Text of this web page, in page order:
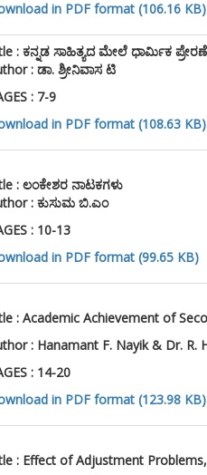
in PDF format (106.16 KB)
: ಕನ್ನಡ ಸಾಹಿತ್ಯದ ಮೇಲೆ ಧಾರ್ಮಿಕ
: ಡಾ. ಶ್ರೀನಿವಾಸ ಟಿ
: 7-9
in PDF format (108.63 KB)
: ಲಂಕೇಶರ ನಾಟಕಗಳು
: ಕುಸುಮ ಬಿ.ಎಂ
: 10-13
in PDF format (99.65 KB)
: Academic Achievement of
: Hanamant F. Nayik & Dr. R.
: 14-20
in PDF format (123.98 KB)
: Effect of Adjustment